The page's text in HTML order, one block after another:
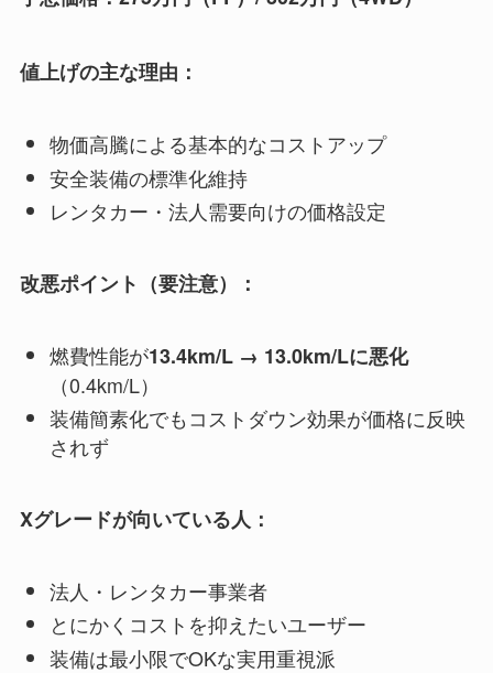
値上げの主な理由：
物価高騰による基本的なコストアップ
安全装備の標準化維持
レンタカー・法人需要向けの価格設定
改悪ポイント（要注意）：
燃費性能が13.4km/L → 13.0km/Lに悪化
（0.4km/L）
装備簡素化でもコストダウン効果が価格に反映
されず
Xグレードが向いている人：
法人・レンタカー事業者
とにかくコストを抑えたいユーザー
装備は最小限でOKな実用重視派